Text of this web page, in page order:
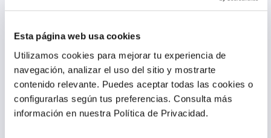
Esta página web usa cookies
Utilizamos cookies para mejorar tu experiencia de
navegación, analizar el uso del sitio y mostrarte
contenido relevante. Puedes aceptar todas las cookies o
configurarlas según tus preferencias. Consulta más
información en nuestra Política de Privacidad.
Gudsport +Aire Tiras
Nasales - Bolsa 30 und